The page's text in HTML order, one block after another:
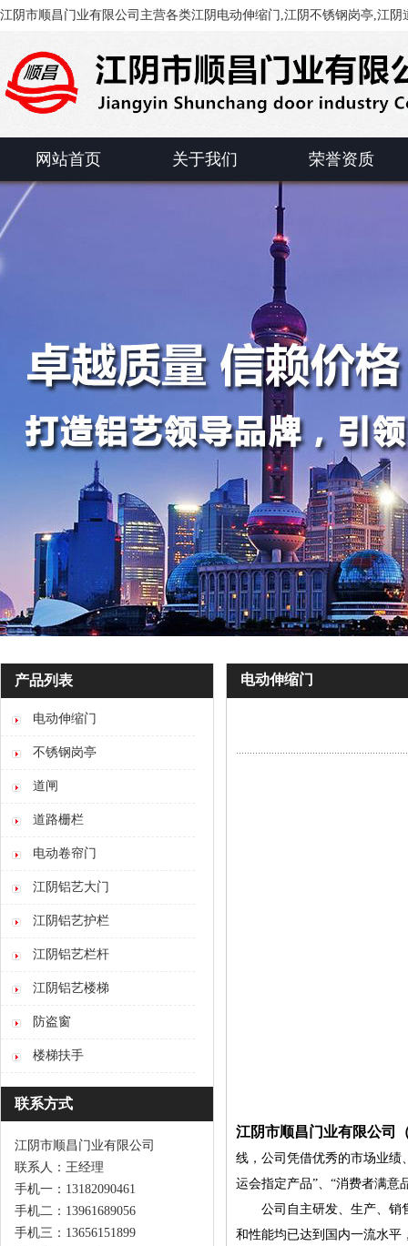
江阴市顺昌门业有限公司主营各类江阴电动伸缩门,江阴不锈钢岗亭,江
网站首页 关于我们 荣誉资质
产品列表
电动伸缩门
不锈钢岗亭
道闸
道路栅栏
电动卷帘门
江阴铝艺大门
江阴铝艺护栏
江阴铝艺栏杆
江阴铝艺楼梯
防盗窗
楼梯扶手
联系方式
江阴市顺昌门业有限公司
联系人：王经理
手机一：13182090461
手机二：13961689056
手机三：13656151899
电动伸缩门
江阴市顺昌门业有限公司
线，公司凭借优秀的市场业绩
运会指定产品”、“消费者满意
公司自主研发、生产、销售
和性能均已达到国内一流水平